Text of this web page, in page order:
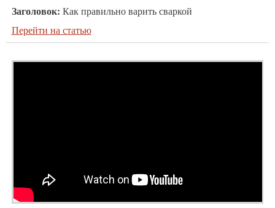
Заголовок: Как правильно варить сваркой
Перейти на статью